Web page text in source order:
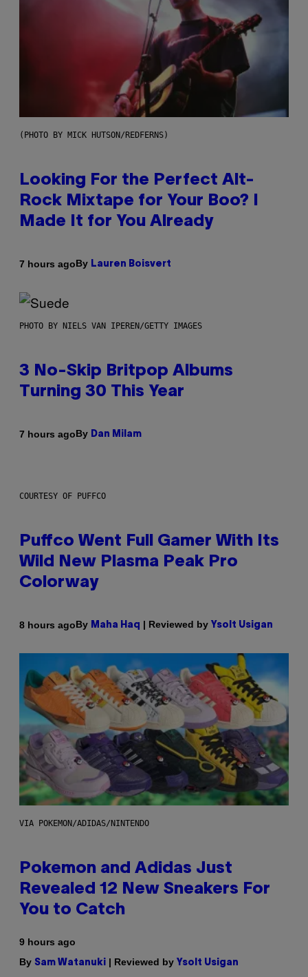
(PHOTO BY MICK HUTSON/REDFERNS)
Looking For the Perfect Alt-
Rock Mixtape for Your Boo? I
Made It for You Already
7 hours agoBy Lauren Boisvert
PHOTO BY NIELS VAN IPEREN/GETTY IMAGES
3 No-Skip Britpop Albums
Turning 30 This Year
7 hours agoBy Dan Milam
COURTESY OF PUFFCO
Puffco Went Full Gamer With Its
Wild New Plasma Peak Pro
Colorway
8 hours agoBy Maha Haq | Reviewed by Ysolt Usigan
VIA POKEMON/ADIDAS/NINTENDO
Pokemon and Adidas Just
Revealed 12 New Sneakers For
You to Catch
9 hours ago
By Sam Watanuki | Reviewed by Ysolt Usigan